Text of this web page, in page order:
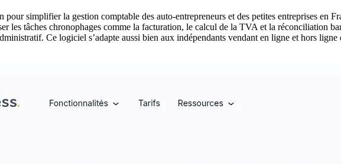
pour simplifier la gestion comptable des auto-entrepreneurs et des petites entreprises en
les tâches chronophages comme la facturation, le calcul de la TVA et la réconciliation
Ce logiciel s’adapte aussi bien aux indépendants vendant en ligne et hors